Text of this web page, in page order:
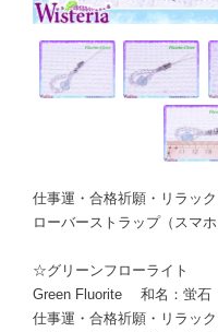
仕事運・合格祈願・リラッ
ローバーストラップ（スマ
☆グリーンフローライト
Green Fluorite 和名：蛍石
仕事運・合格祈願・リラッ